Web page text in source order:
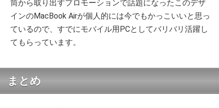
筒から取り出すプロモーションで話題になったこのデザ
インのMacBook Airが個人的には今でもかっこいいと思っ
ているので、すでにモバイル用PCとしてバリバリ活躍し
てもらっています。
まとめ